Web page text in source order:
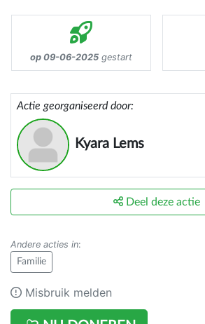
op 09-06-2025 gestart
Actie georganiseerd door:
Kyara Lems
Deel deze actie
Andere acties in:
Familie
Misbruik melden